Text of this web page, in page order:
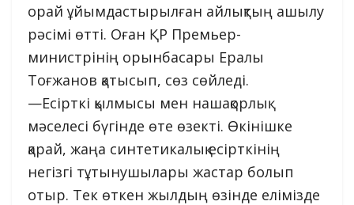
орай ұйымдастырылған айлықтың ашылу
рәсімі өтті. Оған ҚР Премьер-
министрінің орынбасары Ералы
Тоғжанов қатысып, сөз сөйледі.
—Есірткі қылмысы мен нашақорлық
мәселесі бүгінде өте өзекті. Өкінішке
қарай, жаңа синтетикалық есірткінің
негізгі тұтынушылары жастар болып
отыр. Тек өткен жылдың өзінде елімізде